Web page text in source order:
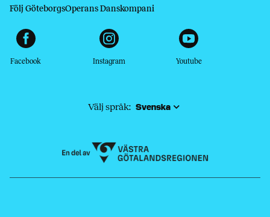
Följ GöteborgsOperans Danskompani
Facebook Instagram Youtube
Välj språk: